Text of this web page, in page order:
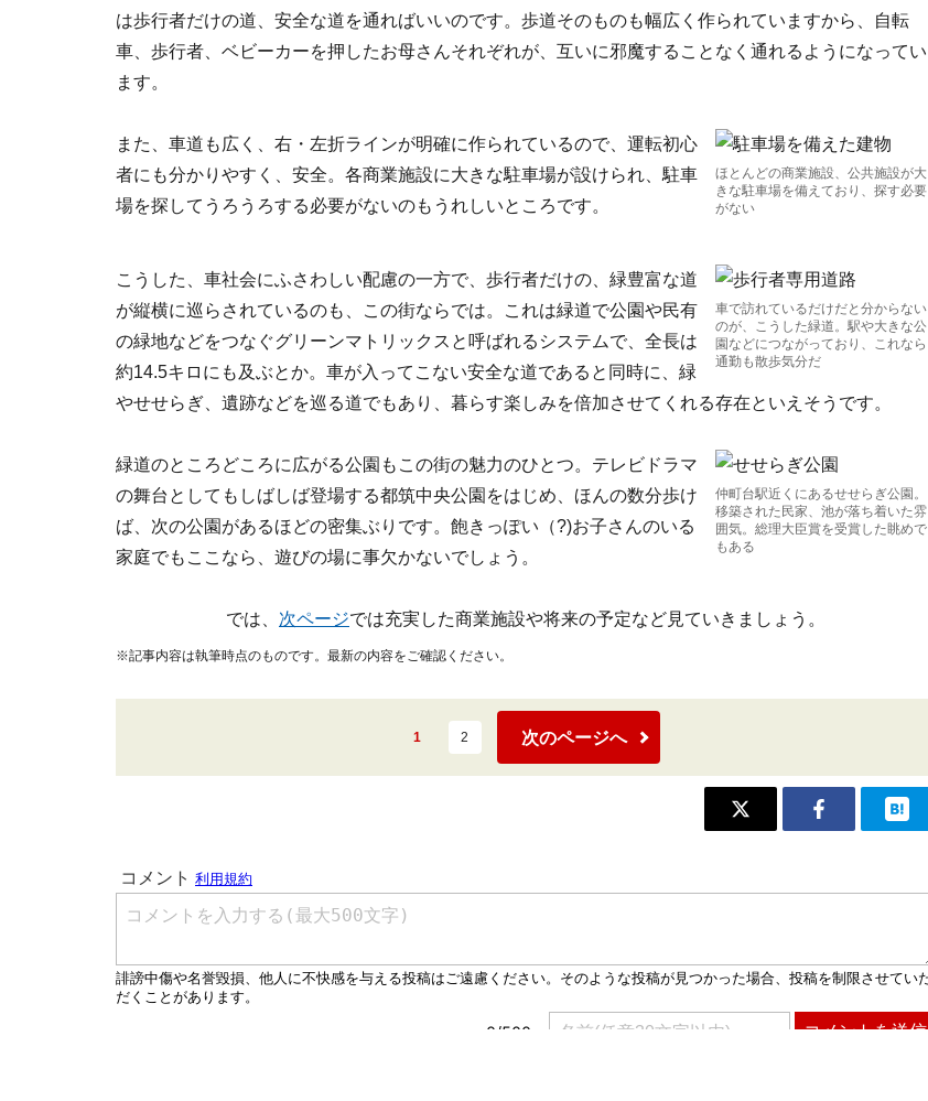
は歩行者だけの道、安全な道を通ればいいのです。歩道そのものも幅広く作られていますから、自転
車、歩行者、ベビーカーを押したお母さんそれぞれが、互いに邪魔することなく通れるようになってい
ます。
ほとんどの商業施設、公共施設が大
きな駐車場を備えており、探す必要
がない
また、車道も広く、右・左折ラインが明確に作られているので、運転初心
者にも分かりやすく、安全。各商業施設に大きな駐車場が設けられ、駐車
場を探してうろうろする必要がないのもうれしいところです。
車で訪れているだけだと分からない
のが、こうした緑道。駅や大きな公
園などにつながっており、これなら
通勤も散歩気分だ
こうした、車社会にふさわしい配慮の一方で、歩行者だけの、緑豊富な道
が縦横に巡らされているのも、この街ならでは。これは緑道で公園や民有
の緑地などをつなぐグリーンマトリックスと呼ばれるシステムで、全長は
約14.5キロにも及ぶとか。車が入ってこない安全な道であると同時に、緑
やせせらぎ、遺跡などを巡る道でもあり、暮らす楽しみを倍加させてくれる存在といえそうです。
仲町台駅近くにあるせせらぎ公園。
移築された民家、池が落ち着いた雰
囲気。総理大臣賞を受賞した眺めで
もある
緑道のところどころに広がる公園もこの街の魅力のひとつ。テレビドラマ
の舞台としてもしばしば登場する都筑中央公園をはじめ、ほんの数分歩け
ば、次の公園があるほどの密集ぶりです。飽きっぽい（?)お子さんのいる
家庭でもここなら、遊びの場に事欠かないでしょう。
では、 次ページでは充実した商業施設や将来の予定など見ていきましょう。
※記事内容は執筆時点のものです。最新の内容をご確認ください。
1 2 次のページへ